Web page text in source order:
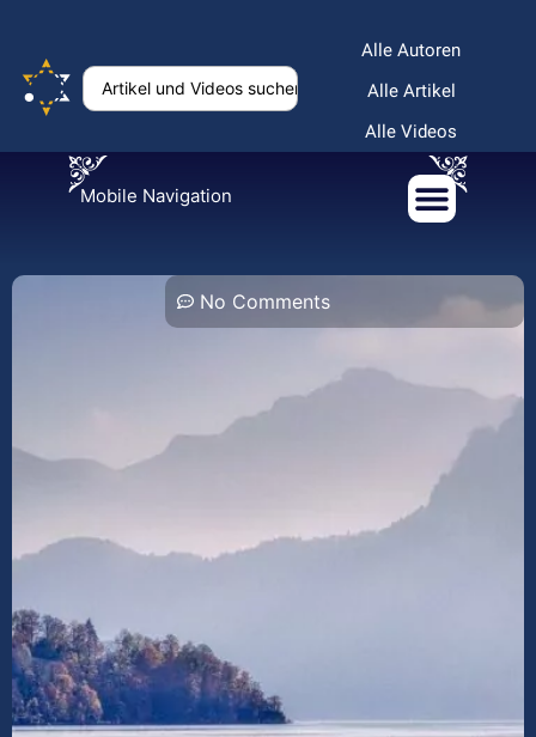
Alle Autoren
Alle Artikel
Alle Videos
Mobile Navigation
No Comments